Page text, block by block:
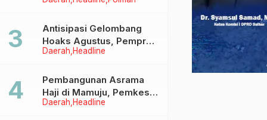
Daerah Headline
Antisipasi Gelombang
Hoaks Agustus, Pemprov
Sulbar Ajak Warga Jaga
Daerah Headline
Pembangunan Asrama
Haji di Mamuju, Pemkesra
dan Kementerian Haji